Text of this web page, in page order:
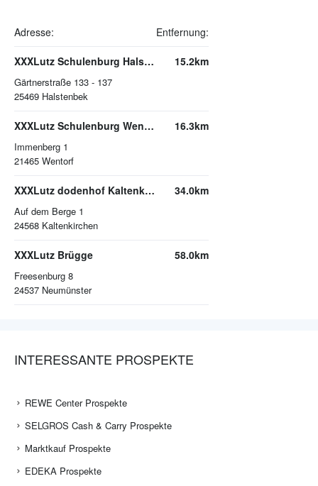
Adresse: Entfernung:
XXXLutz Schulenburg Halstenbek
Gärtnerstraße 133 - 137
25469 Halstenbek
15.2km
XXXLutz Schulenburg Wentorf
Immenberg 1
21465 Wentorf
16.3km
XXXLutz dodenhof Kaltenkirchen
Auf dem Berge 1
24568 Kaltenkirchen
34.0km
XXXLutz Brügge
Freesenburg 8
24537 Neumünster
58.0km
INTERESSANTE PROSPEKTE
REWE Center Prospekte
SELGROS Cash & Carry Prospekte
Marktkauf Prospekte
EDEKA Prospekte